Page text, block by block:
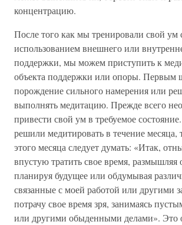
концентрацию.
После того как мы тренировали свой ум
использованием внешнего или
поддержки, мы можем приступить к
объекта поддержки или опоры. Первым
порождение сильного намерения или
выполнять медитацию. Прежде всего
привести свой ум в требуемое
решили медитировать в течение месяца,
этого месяца следует думать: «Итак,
впустую тратить свое время, размышляя
планируя будущее или обдумывая
связанные с моей работой или другими
потрачу свое время зря, занимаясь
или другими обыденными делами». Это